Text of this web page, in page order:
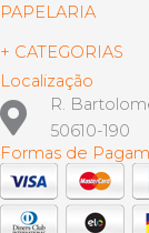
PAPELARIA
+ CATEGORIAS
Localização
R.
50610-190
Formas de